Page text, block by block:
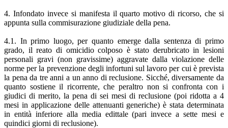
4. Infondato invece si manifesta il quarto motivo di ricorso, che si
appunta sulla commisurazione giudiziale della pena.
4.1. In primo luogo, per quanto emerge dalla sentenza di primo
grado, il reato di omicidio colposo è stato derubricato in lesioni
personali gravi (non gravissime) aggravate dalla violazione delle
norme per la prevenzione degli infortuni sul lavoro per cui è prevista
la pena da tre anni a un anno di reclusione. Sicché, diversamente da
quanto sostiene il ricorrente, che peraltro non si confronta con i
giudici di merito, la pena di sei mesi di reclusione (poi ridotta a 4
mesi in applicazione delle attenuanti generiche) è stata determinata
in entità inferiore alla media edittale (pari invece a sette mesi e
quindici giorni di reclusione).